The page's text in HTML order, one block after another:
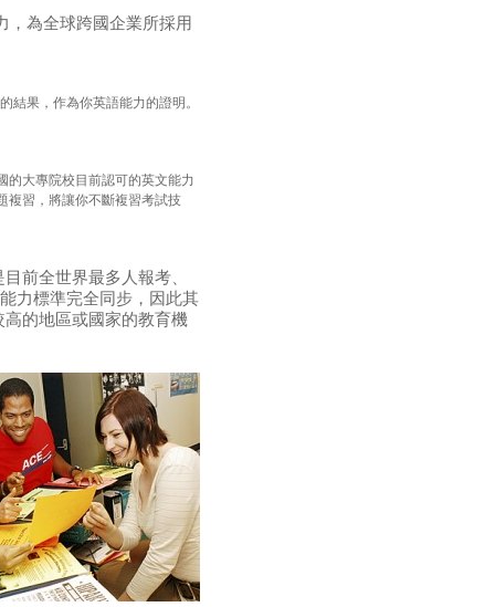
，為全球跨國企業所採用
結果，作為你英語能力的證明。
的大專院校目前認可的英文能力
複習，將讓你不斷複習考試技
前全世界最多人報考、
力標準完全同步，因此其
的地區或國家的教育機